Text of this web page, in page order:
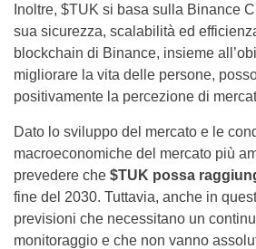
Inoltre, $TUK si basa sulla Binance
sua sicurezza, scalabilità ed
blockchain di Binance, insieme
migliorare la vita delle persone,
positivamente la percezione di
Dato lo sviluppo del mercato e le
macroeconomiche del mercato più
prevedere che $TUK possa
fine del 2030. Tuttavia, anche in
previsioni che necessitano un
monitoraggio e che non vanno